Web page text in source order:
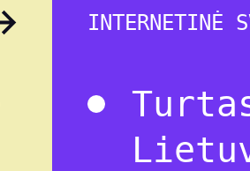
INTERNETINĖ